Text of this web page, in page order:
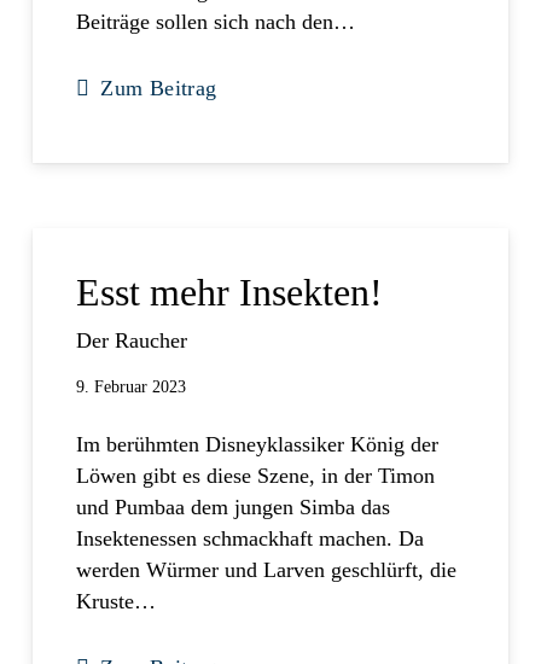
Beiträge sollen sich nach den…
Zum Beitrag
Esst mehr Insekten!
Der Raucher
9. Februar 2023
Im berühmten Disneyklassiker König der
Löwen gibt es diese Szene, in der Timon
und Pumbaa dem jungen Simba das
Insektenessen schmackhaft machen. Da
werden Würmer und Larven geschlürft, die
Kruste…